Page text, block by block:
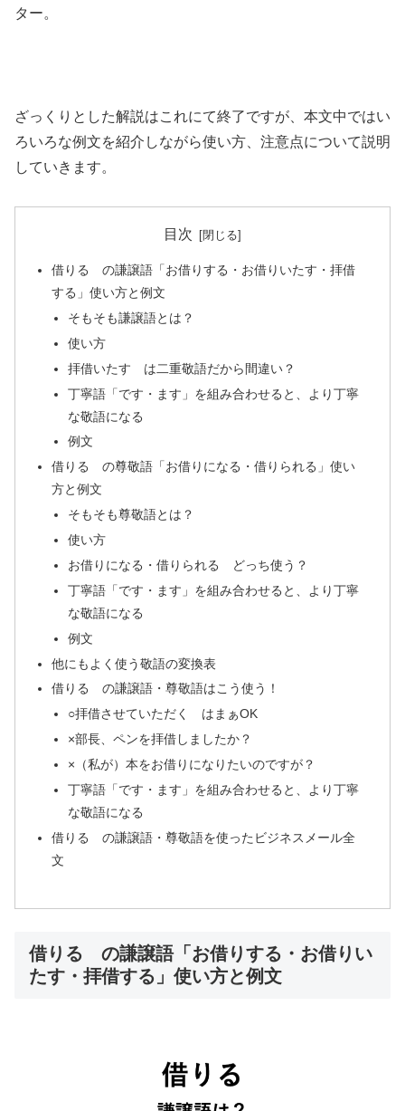
ター。
ざっくりとした解説はこれにて終了ですが、本文中ではい
ろいろな例文を紹介しながら使い方、注意点について説明
していきます。
目次
借りる の謙譲語「お借りする・お借りいたす・拝借
する」使い方と例文
そもそも謙譲語とは？
使い方
拝借いたす は二重敬語だから間違い？
丁寧語「です・ます」を組み合わせると、より丁寧
な敬語になる
例文
借りる の尊敬語「お借りになる・借りられる」使い
方と例文
そもそも尊敬語とは？
使い方
お借りになる・借りられる どっち使う？
丁寧語「です・ます」を組み合わせると、より丁寧
な敬語になる
例文
他にもよく使う敬語の変換表
借りる の謙譲語・尊敬語はこう使う！
○拝借させていただく はまぁOK
×部長、ペンを拝借しましたか？
×（私が）本をお借りになりたいのですが？
丁寧語「です・ます」を組み合わせると、より丁寧
な敬語になる
借りる の謙譲語・尊敬語を使ったビジネスメール全
文
借りる の謙譲語「お借りする・お借りい
たす・拝借する」使い方と例文